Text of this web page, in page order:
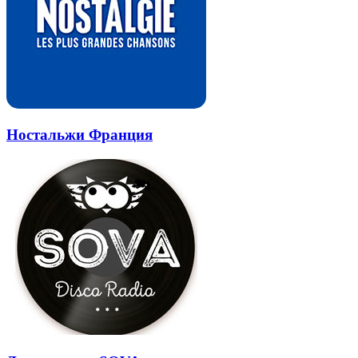
Ностальжи Франция